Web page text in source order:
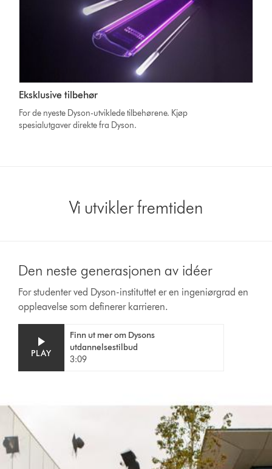
Eksklusive tilbehør
For de nyeste Dyson-utviklede tilbehørene. Kjøp
spesialutgaver direkte fra Dyson.
Vi utvikler fremtiden
Den neste generasjonen av idéer
For studenter ved Dyson-instituttet er en ingeniørgrad en
oppleavelse som definerer karrieren.
PLAY
Finn ut mer om Dysons
utdannelsestilbud
3:09